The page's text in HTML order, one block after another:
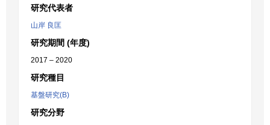
研究代表者
山岸 良匡
研究期間 (年度)
2017 – 2020
研究種目
基盤研究(B)
研究分野